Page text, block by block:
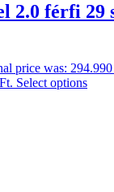
2.0 férfi 29
price was:
Select options